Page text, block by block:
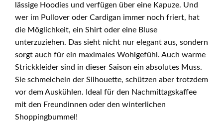
lässige Hoodies und verfügen über eine Kapuze. Und
wer im Pullover oder Cardigan immer noch friert, hat
die Möglichkeit, ein Shirt oder eine Bluse
unterzuziehen. Das sieht nicht nur elegant aus, sondern
sorgt auch für ein maximales Wohlgefühl. Auch warme
Strickkleider sind in dieser Saison ein absolutes Muss.
Sie schmeicheln der Silhouette, schützen aber trotzdem
vor dem Auskühlen. Ideal für den Nachmittagskaffee
mit den Freundinnen oder den winterlichen
Shoppingbummel!